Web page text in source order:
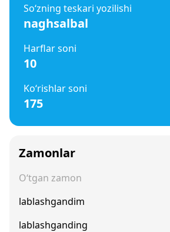
So‘zning teskari yozilishi
naghsalbal
Harflar soni
10
Ko‘rishlar soni
175
Zamonlar
O‘tgan zamon
lablashgandim
lablashganding